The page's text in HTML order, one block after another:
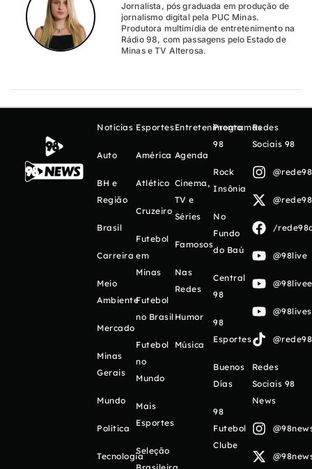
Jornalista, pós graduada em produção de
jornalismo digital pela PUC Minas.
Produtora multimídia de entretenimento na
Rádio 98, com passagens pelo Estado de
Minas e TV Alterosa.
Notícias
Auto
BH e
Região
Brasil
Carreira
Meio
Ambiente
Mercado
Minas
Gerais
Mundo
Política
Tecnologia
Esportes
América
Atlético
Cruzeiro
Futebol
em
Minas
Futebol
no Brasil
Futebol
no
Mundo
Mais
Esportes
Seleção
Entretenimento
Agenda
Cinema,
TV e
Séries
Famosos
Nas
Redes
Humor
Música
Programas
98
Rock
Insônia
No
Fundo
do Baú
Central
98
98
Esportes
Buenos
Días
98
Futebol
Clube
Redes
Sociais 98
/
@98live
Redes
Sociais 98
News